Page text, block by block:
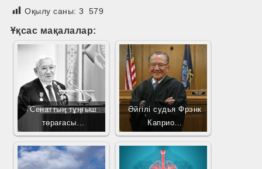
Оқылу саны:3 579
Ұқсас мақалалар:
Сенаттың тұңғыш
төрағасы…
Әйгілі судья Фрэнк
Каприо…